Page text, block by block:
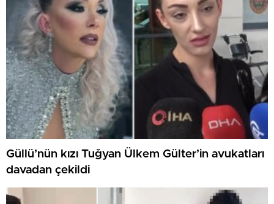
Güllü’nün kızı Tuğyan Ülkem Gülter’in avukatları
davadan çekildi